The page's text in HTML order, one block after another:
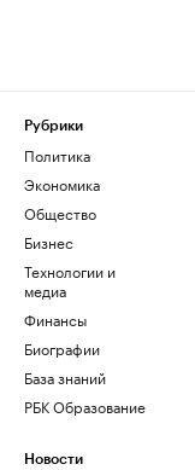
Рубрики
Политика
Экономика
Общество
Бизнес
Технологии и
медиа
Финансы
Биографии
База знаний
РБК Образование
Новости